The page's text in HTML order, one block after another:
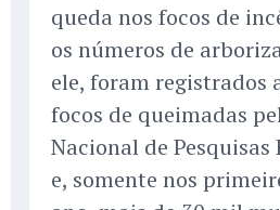
queda nos focos de
os números de
ele, foram registrados
focos de queimadas
Nacional de Pesquisas
e, somente nos